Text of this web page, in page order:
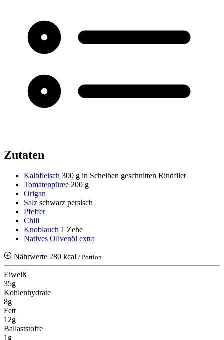
Zutaten
Kalbfleisch 300 g in Scheiben geschnitten Rindfilet
Tomatenpüree 200 g
Origan
Salz schwarz persisch
Pfeffer
Chili
Knoblauch 1 Zehe
Natives Olivenöl extra
Nährwerte 280 kcal / Portion
Eiweiß
35g
Kohlenhydrate
8g
Fett
12g
Ballaststoffe
1g